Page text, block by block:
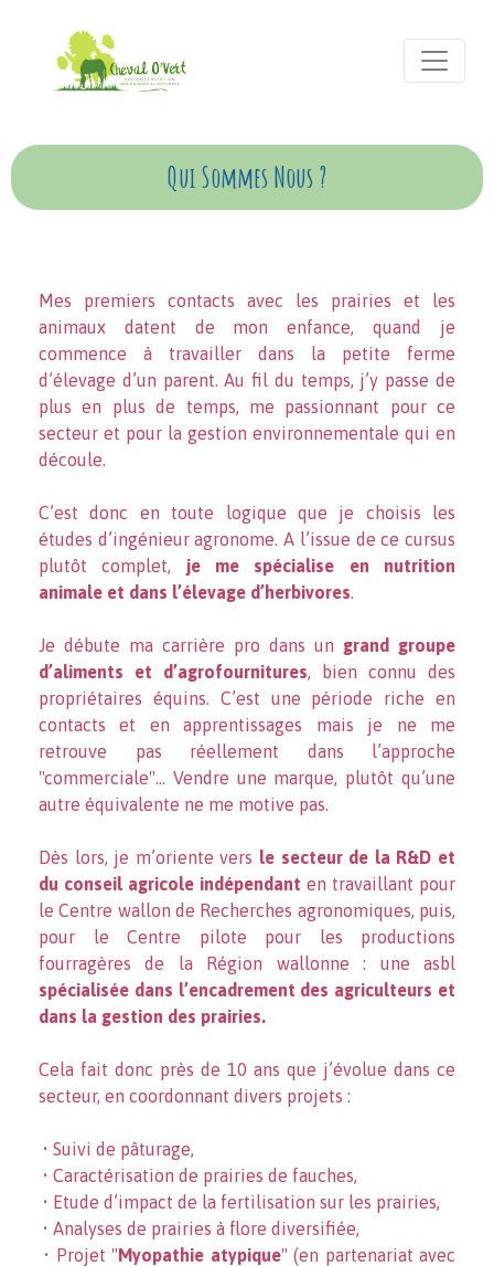
Qui Sommes Nous ?
Mes premiers contacts avec les prairies et les
animaux datent de mon enfance, quand je
commence à travailler dans la petite ferme
d’élevage d’un parent. Au fil du temps, j’y passe de
plus en plus de temps, me passionnant pour ce
secteur et pour la gestion environnementale qui en
découle.
C’est donc en toute logique que je choisis les
études d’ingénieur agronome. A l’issue de ce cursus
plutôt complet, je me spécialise en nutrition
animale et dans l’élevage d’herbivores.
Je débute ma carrière pro dans un grand groupe
d’aliments et d’agrofournitures, bien connu des
propriétaires équins. C’est une période riche en
contacts et en apprentissages mais je ne me
retrouve pas réellement dans l’approche
"commerciale"... Vendre une marque, plutôt qu’une
autre équivalente ne me motive pas.
Dès lors, je m’oriente vers le secteur de la R&D et
du conseil agricole indépendant en travaillant pour
le Centre wallon de Recherches agronomiques, puis,
pour le Centre pilote pour les productions
fourragères de la Région wallonne : une asbl
spécialisée dans l’encadrement des agriculteurs et
dans la gestion des prairies.
Cela fait donc près de 10 ans que j’évolue dans ce
secteur, en coordonnant divers projets :
• Suivi de pâturage,
• Caractérisation de prairies de fauches,
• Etude d’impact de la fertilisation sur les prairies,
• Analyses de prairies à flore diversifiée,
• Projet "Myopathie atypique" (en partenariat avec